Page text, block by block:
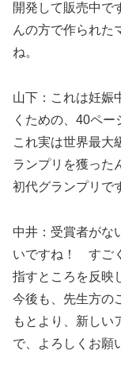
開発して販売中で
んの方で作られた
ね。
山下：これは妊娠
くための、40ペー
これ実は世界最大
ランプリを獲った
初代グランプリで
中井：受賞者がな
いですね！ すご
指すところを反映
今後も、先生方の
もとより、新しい
で、よろしくお願